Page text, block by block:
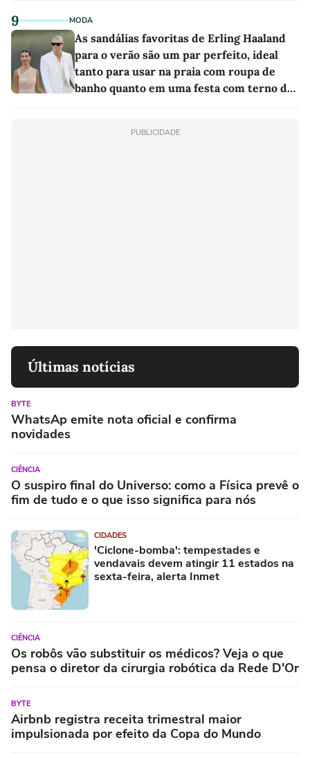
9 MODA
As sandálias favoritas de Erling Haaland
para o verão são um par perfeito, ideal
tanto para usar na praia com roupa de
banho quanto em uma festa com terno de
PUBLICIDADE
Últimas notícias
BYTE
WhatsAp emite nota oficial e confirma
novidades
CIÊNCIA
O suspiro final do Universo: como a Física prevê o
fim de tudo e o que isso significa para nós
CIDADES
'Ciclone-bomba': tempestades e
vendavais devem atingir 11 estados na
sexta-feira, alerta Inmet
CIÊNCIA
Os robôs vão substituir os médicos? Veja o que
pensa o diretor da cirurgia robótica da Rede D'Or
BYTE
Airbnb registra receita trimestral maior
impulsionada por efeito da Copa do Mundo